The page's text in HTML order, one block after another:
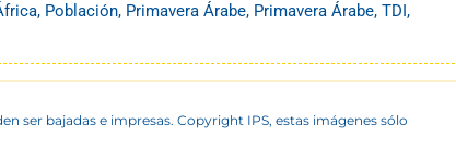
, Población, Primavera Árabe, Primavera Árabe, TDI,
ser bajadas e impresas. Copyright IPS, estas imágenes sólo